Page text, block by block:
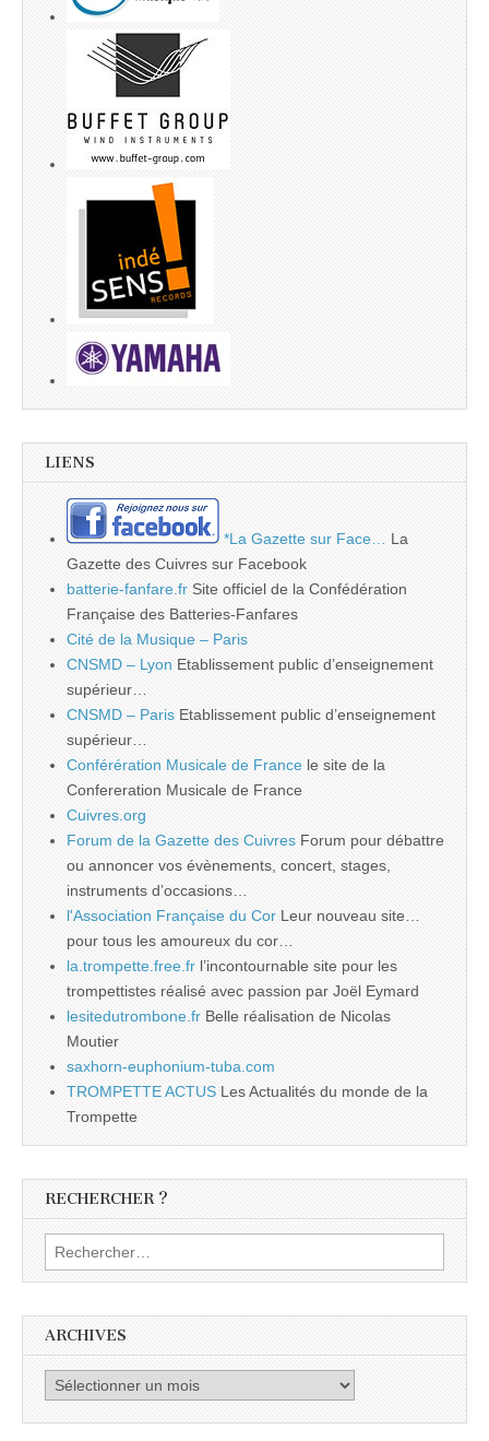
LIENS
*La Gazette sur Face…
La
Gazette des Cuivres sur Facebook
batterie-fanfare.fr Site officiel de la Confédération
Française des Batteries-Fanfares
Cité de la Musique – Paris
CNSMD – Lyon Etablissement public d’enseignement
supérieur…
CNSMD – Paris Etablissement public d’enseignement
supérieur…
Conférération Musicale de France le site de la
Confereration Musicale de France
Cuivres.org
Forum de la Gazette des Cuivres Forum pour débattre
ou annoncer vos évènements, concert, stages,
instruments d’occasions…
l'Association Française du Cor Leur nouveau site…
pour tous les amoureux du cor…
la.trompette.free.fr l’incontournable site pour les
trompettistes réalisé avec passion par Joël Eymard
lesitedutrombone.fr Belle réalisation de Nicolas
Moutier
saxhorn-euphonium-tuba.com
TROMPETTE ACTUS Les Actualités du monde de la
Trompette
RECHERCHER ?
Rechercher :
ARCHIVES
Archives